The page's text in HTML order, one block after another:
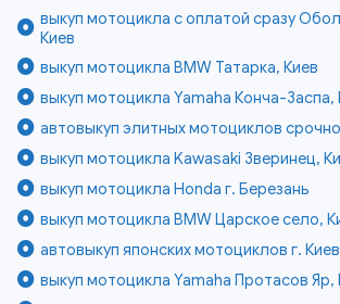
выкуп мотоцикла с оплатой сразу
Киев
выкуп мотоцикла BMW Татарка, Киев
выкуп мотоцикла Yamaha Конча-Заспа,
автовыкуп элитных мотоциклов срочно
выкуп мотоцикла Kawasaki Зверинец,
выкуп мотоцикла Honda г. Березань
выкуп мотоцикла BMW Царское село,
автовыкуп японских мотоциклов г. Киев
выкуп мотоцикла Yamaha Протасов Яр,